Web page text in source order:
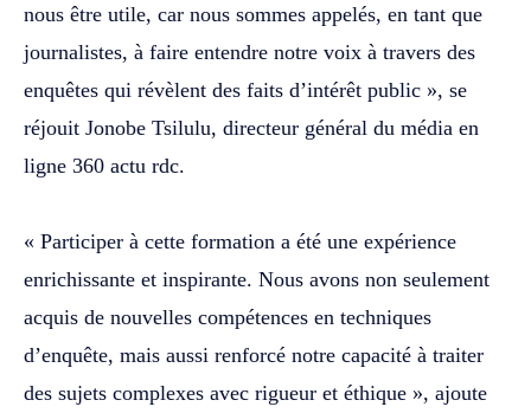
nous être utile, car nous sommes appelés, en tant que
journalistes, à faire entendre notre voix à travers des
enquêtes qui révèlent des faits d’intérêt public », se
réjouit Jonobe Tsilulu, directeur général du média en
ligne 360 actu rdc.
‎« Participer à cette formation a été une expérience
enrichissante et inspirante. Nous avons non seulement
acquis de nouvelles compétences en techniques
d’enquête, mais aussi renforcé notre capacité à traiter
des sujets complexes avec rigueur et éthique », ajoute